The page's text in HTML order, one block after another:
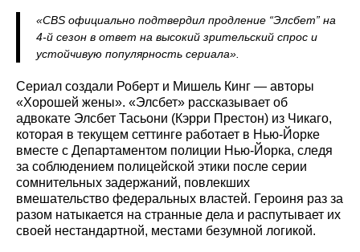
«CBS официально подтвердил продление “Элсбет” на
4-й сезон в ответ на высокий зрительский спрос и
устойчивую популярность сериала».
Сериал создали Роберт и Мишель Кинг — авторы
«Хорошей жены». «Элсбет» рассказывает об
адвокате Элсбет Тасьони (Кэрри Престон) из Чикаго,
которая в текущем сеттинге работает в Нью-Йорке
вместе с Департаментом полиции Нью‑Йорка, следя
за соблюдением полицейской этики после серии
сомнительных задержаний, повлекших
вмешательство федеральных властей. Героиня раз за
разом натыкается на странные дела и распутывает их
своей нестандартной, местами безумной логикой.